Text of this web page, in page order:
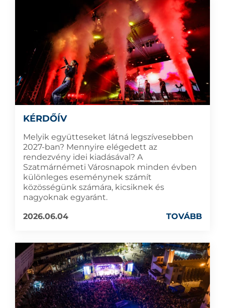
KÉRDŐÍV
Melyik együtteseket látná legszívesebben
2027-ban? Mennyire elégedett az
rendezvény idei kiadásával? A
Szatmárnémeti Városnapok minden évben
különleges eseménynek számít
közösségünk számára, kicsiknek és
nagyoknak egyaránt.
2026.06.04
TOVÁBB